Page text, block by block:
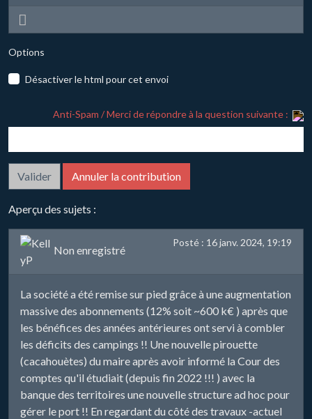
Options
Désactiver le html pour cet envoi
Anti-Spam / Merci de répondre à la question suivante :
Aperçu des sujets :
Non enregistré
Posté : 16 janv. 2024, 19:19
La société a été remise sur pied grâce à une augmentation
massive des abonnements (12% soit ~600 k€ ) après que
les bénéfices des années antérieures ont servi à combler
les déficits des campings !! Une nouvelle pirouette
(cacahouètes) du maire après avoir informé la Cour des
comptes qu'il étudiait (depuis fin 2022 !!! ) avec la
banque des territoires une nouvelle structure ad hoc pour
gérer le port !! En regardant du côté des travaux -actuel